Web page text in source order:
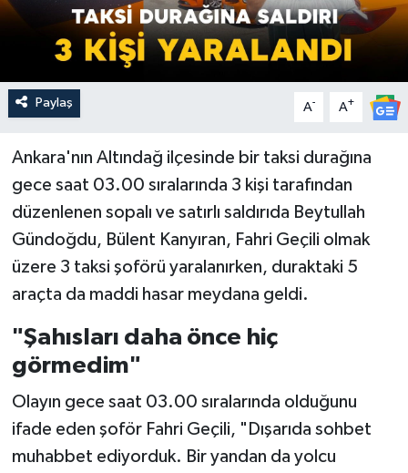
Paylaş A- A+
Ankara'nın Altındağ ilçesinde bir taksi durağına
gece saat 03.00 sıralarında 3 kişi tarafından
düzenlenen sopalı ve satırlı saldırıda Beytullah
Gündoğdu, Bülent Kanyıran, Fahri Geçili olmak
üzere 3 taksi şoförü yaralanırken, duraktaki 5
araçta da maddi hasar meydana geldi.
"Şahısları daha önce hiç
görmedim"
Olayın gece saat 03.00 sıralarında olduğunu
ifade eden şoför Fahri Geçili, "Dışarıda sohbet
muhabbet ediyorduk. Bir yandan da yolcu